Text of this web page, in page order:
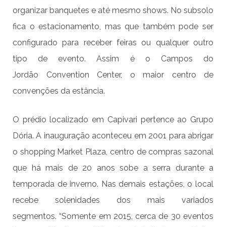
organizar banquetes e até mesmo shows. No subsolo
fica o estacionamento, mas que também pode ser
configurado para receber feiras ou qualquer outro
tipo de evento. Assim é o Campos do
Jordão Convention Center, o maior centro de
convenções da estância.
O prédio localizado em Capivari pertence ao Grupo
Dória. A inauguração aconteceu em 2001 para abrigar
o shopping Market Plaza, centro de compras sazonal
que há mais de 20 anos sobe a serra durante a
temporada de inverno. Nas demais estações, o local
recebe solenidades dos mais variados
segmentos. “Somente em 2015, cerca de 30 eventos